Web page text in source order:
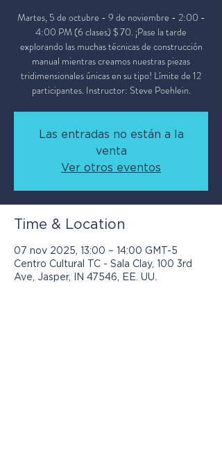
Martes, 5 de octubre - 9 de noviembre - 2:00 -
4:00 PM (6 clases) $ 70. ¡Pase la tarde
explorando las muchas técnicas de construcción
manual mientras creamos nuestras piezas
tridimensionales únicas en su tipo! Límite de 12
participantes. Instructor: Steve Poehlein.
Las entradas no están a la
venta
Ver otros eventos
Time & Location
07 nov 2025, 13:00 – 14:00 GMT-5
Centro Cultural TC - Sala Clay, 100 3rd
Ave, Jasper, IN 47546, EE. UU.